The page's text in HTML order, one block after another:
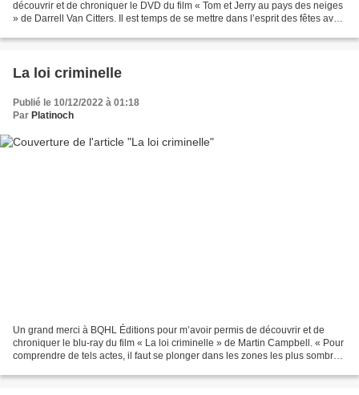
découvrir et de chroniquer le DVD du film « Tom et Jerry au pays des neiges
» de Darrell Van Citters. Il est temps de se mettre dans l’esprit des fêtes avec
La loi criminelle
Publié le 10/12/2022 à 01:18
Par Platinoch
Un grand merci à BQHL Éditions pour m’avoir permis de découvrir et de
chroniquer le blu-ray du film « La loi criminelle » de Martin Campbell. « Pour
comprendre de tels actes, il faut se plonger dans les zones les plus sombres